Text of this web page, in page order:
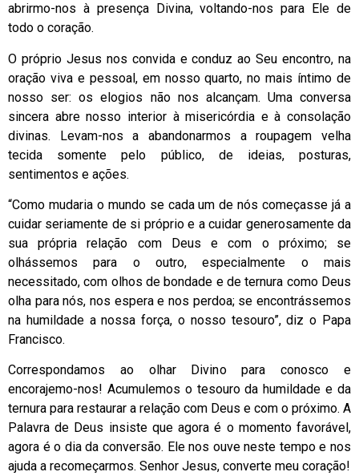
abrirmo-nos à presença Divina, voltando-nos para Ele de
todo o coração.
O próprio Jesus nos convida e conduz ao Seu encontro, na
oração viva e pessoal, em nosso quarto, no mais íntimo de
nosso ser: os elogios não nos alcançam. Uma conversa
sincera abre nosso interior à misericórdia e à consolação
divinas. Levam-nos a abandonarmos a roupagem velha
tecida somente pelo público, de ideias, posturas,
sentimentos e ações.
“Como mudaria o mundo se cada um de nós começasse já a
cuidar seriamente de si próprio e a cuidar generosamente da
sua própria relação com Deus e com o próximo; se
olhássemos para o outro, especialmente o mais
necessitado, com olhos de bondade e de ternura como Deus
olha para nós, nos espera e nos perdoa; se encontrássemos
na humildade a nossa força, o nosso tesouro”, diz o Papa
Francisco.
Correspondamos ao olhar Divino para conosco e
encorajemo-nos! Acumulemos o tesouro da humildade e da
ternura para restaurar a relação com Deus e com o próximo. A
Palavra de Deus insiste que agora é o momento favorável,
agora é o dia da conversão. Ele nos ouve neste tempo e nos
ajuda a recomeçarmos. Senhor Jesus, converte meu coração!